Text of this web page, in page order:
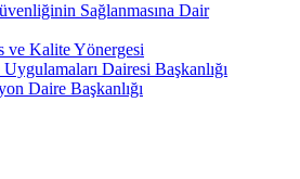
Sağlanmasına Dair
ve Kalite Yönergesi
Dairesi Başkanlığı
Daire Başkanlığı